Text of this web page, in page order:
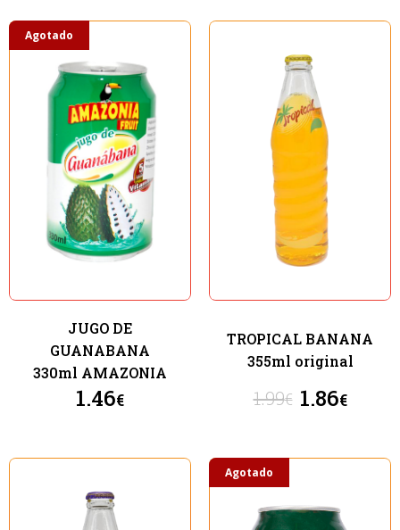
Seleccione dónde buscar
Agotado
JUGO DE
GUANABANA
330ml AMAZONIA
1.46€
TROPICAL BANANA
355ml original
1.99€ 1.86€
Agotado